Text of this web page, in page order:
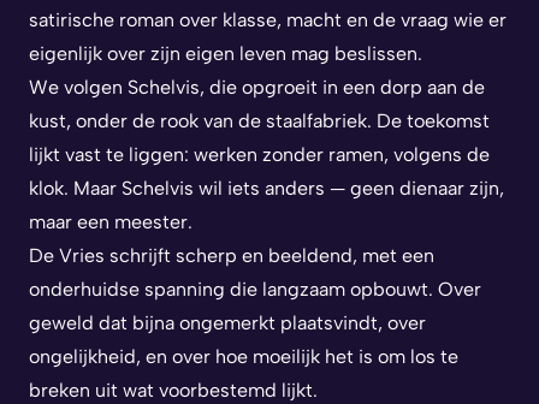
satirische roman over klasse, macht en de vraag wie er
eigenlijk over zijn eigen leven mag beslissen.
We volgen Schelvis, die opgroeit in een dorp aan de
kust, onder de rook van de staalfabriek. De toekomst
lijkt vast te liggen: werken zonder ramen, volgens de
klok. Maar Schelvis wil iets anders — geen dienaar zijn,
maar een meester.
De Vries schrijft scherp en beeldend, met een
onderhuidse spanning die langzaam opbouwt. Over
geweld dat bijna ongemerkt plaatsvindt, over
ongelijkheid, en over hoe moeilijk het is om los te
breken uit wat voorbestemd lijkt.